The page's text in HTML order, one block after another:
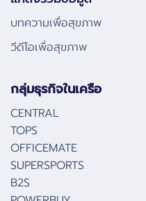
บทความเพื่อสุขภาพ
วีดีโอเพื่อสุขภาพ
กลุ่มธุรกิจในเครือ
CENTRAL
TOPS
OFFICEMATE
SUPERSPORTS
B2S